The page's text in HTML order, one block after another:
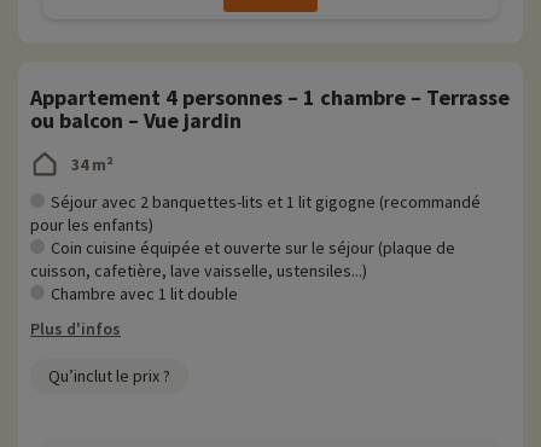
Appartement 4 personnes – 1 chambre – Terrasse
ou balcon – Vue jardin
34 m²
Séjour avec 2 banquettes-lits et 1 lit gigogne (recommandé
pour les enfants)
Coin cuisine équipée et ouverte sur le séjour (plaque de
cuisson, cafetière, lave vaisselle, ustensiles...)
Chambre avec 1 lit double
Plus d'infos
Qu’inclut le prix ?